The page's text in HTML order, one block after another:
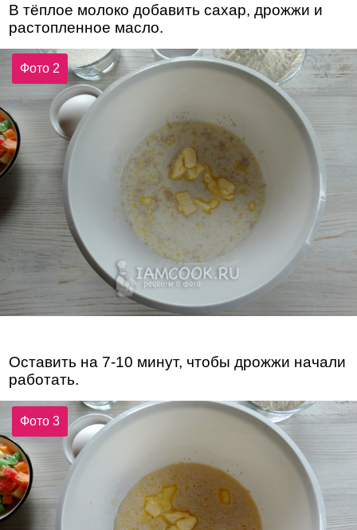
В тёплое молоко добавить сахар, дрожжи и
растопленное масло.
Фото 2
Оставить на 7-10 минут, чтобы дрожжи начали
работать.
Фото 3